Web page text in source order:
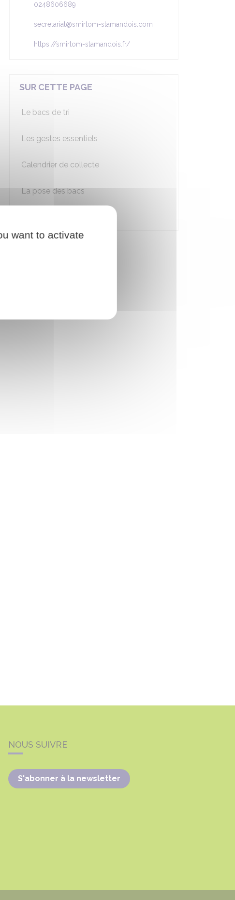
0248606689
secretariat@smirtom-stamandois.com
https://smirtom-stamandois.fr/
SUR CETTE PAGE
Le bacs de tri
Les gestes essentiels
Calendrier de collecte
La pose des bacs
NOUS SUIVRE
S'abonner à la newsletter
want to activate